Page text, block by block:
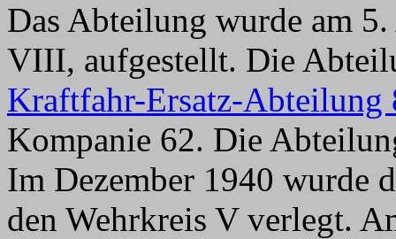
Das Abteilung wurde am
VIII, aufgestellt. Die
Kraftfahr-Ersatz-Abteilung
Kompanie 62. Die
Im Dezember 1940 wurde
den Wehrkreis V verlegt.